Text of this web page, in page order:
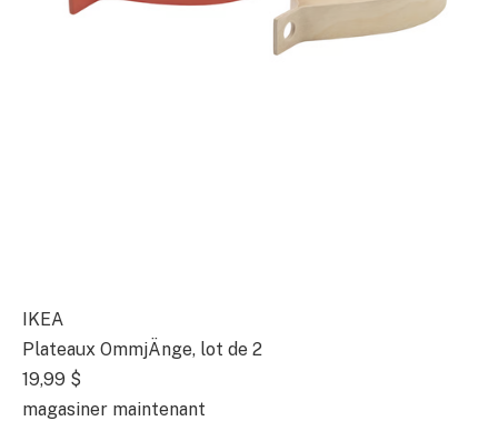
IKEA
Plateaux OmmjÄnge, lot de 2
19,99 $
magasiner maintenant